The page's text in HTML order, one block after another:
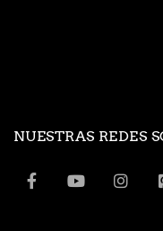
NUESTRAS REDES